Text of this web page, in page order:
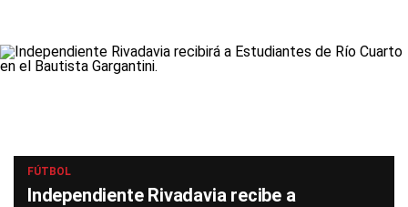
FÚTBOL
Independiente Rivadavia recibe a